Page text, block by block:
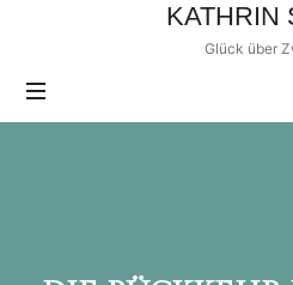
KATHRIN
Glück über